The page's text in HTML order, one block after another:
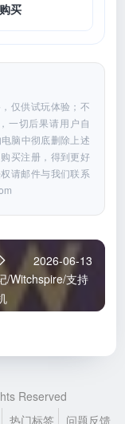
买
仅供试玩体验；不
一切后果请用户自
脑中彻底删除上述
买注册，得到更好
请邮件与我们联系
2026-06-13
/Witchspire/支持
Reserved
热门标签 问题反馈